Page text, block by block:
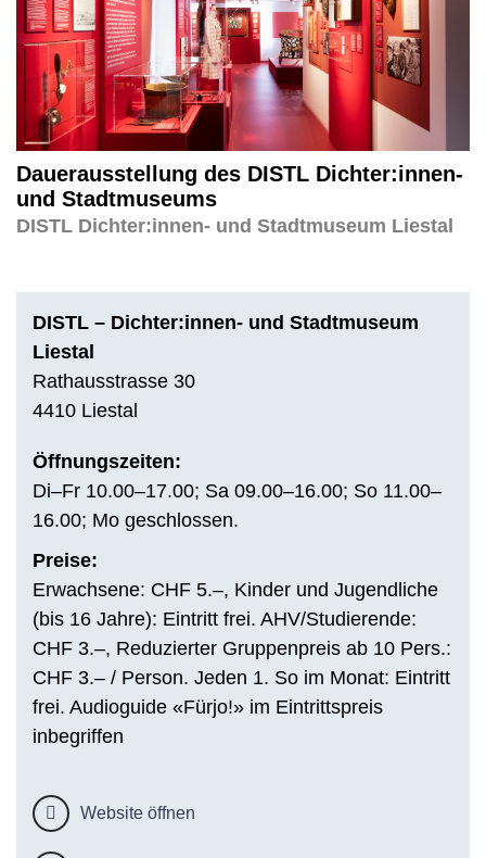
Dauerausstellung des DISTL Dichter:innen-
und Stadtmuseums
DISTL Dichter:innen- und Stadtmuseum Liestal
DISTL – Dichter:innen- und Stadtmuseum
Liestal
Rathausstrasse 30
4410 Liestal
Öffnungszeiten:
Di–Fr 10.00–17.00; Sa 09.00–16.00; So 11.00–
16.00; Mo geschlossen.
Preise:
Erwachsene: CHF 5.–, Kinder und Jugendliche
(bis 16 Jahre): Eintritt frei. AHV/Studierende:
CHF 3.–, Reduzierter Gruppenpreis ab 10 Pers.:
CHF 3.– / Person. Jeden 1. So im Monat: Eintritt
frei. Audioguide «Fürjo!» im Eintrittspreis
inbegriffen
Website öffnen